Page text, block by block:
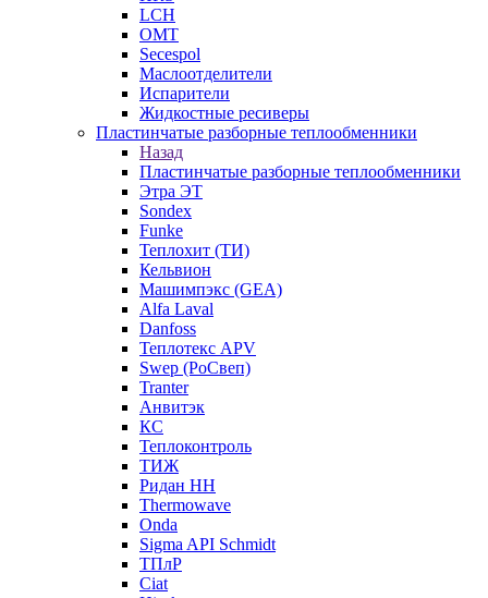
LCH
OMT
Secespol
Маслоотделители
Испарители
Жидкостные ресиверы
Пластинчатые разборные теплообменники
Назад
Пластинчатые разборные теплообменники
Этра ЭТ
Sondex
Funke
Теплохит (ТИ)
Кельвион
Машимпэкс (GEA)
Alfa Laval
Danfoss
Теплотекс APV
Swep (РоСвеп)
Tranter
Анвитэк
КС
Теплоконтроль
ТИЖ
Ридан НН
Thermowave
Onda
Sigma API Schmidt
ТПлР
Ciat